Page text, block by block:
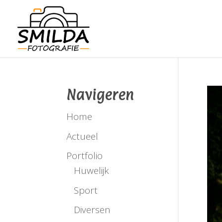
Navigeren
Home
Actueel
Portfolio
Huwelijk
Sport
Diversen